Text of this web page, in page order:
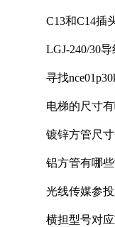
C13和C14插
LGJ-240/30
寻找
电梯的尺寸
镀锌方管尺
铝方管有哪
光线传媒参
横担型号对